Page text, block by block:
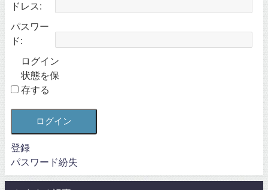
ドレス:
パスワー
ド:
ログイン
状態を保
存する
ログイン
登録
パスワード紛失